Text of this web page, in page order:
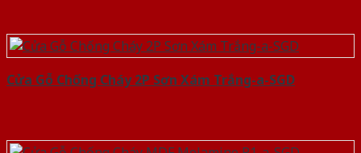
Cửa Gỗ Chống Cháy 2P Sơn Xám Trắng-a-SGD